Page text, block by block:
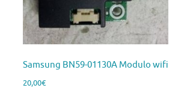
Samsung BN59-01130A Modulo wifi
20,00€